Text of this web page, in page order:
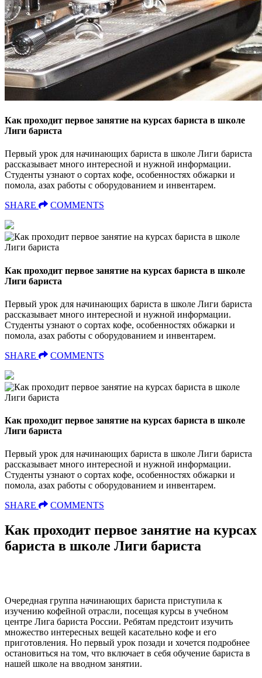
Как проходит первое занятие на курсах бариста в школе
Лиги бариста
Первый урок для начинающих бариста в школе Лиги бариста
рассказывает много интересной и нужной информации.
Студенты узнают о сортах кофе, особенностях обжарки и
помола, азах работы с оборудованием и инвентарем.
SHARE
COMMENTS
Как проходит первое занятие на курсах бариста в школе
Лиги бариста
Первый урок для начинающих бариста в школе Лиги бариста
рассказывает много интересной и нужной информации.
Студенты узнают о сортах кофе, особенностях обжарки и
помола, азах работы с оборудованием и инвентарем.
SHARE
COMMENTS
Как проходит первое занятие на курсах бариста в школе
Лиги бариста
Первый урок для начинающих бариста в школе Лиги бариста
рассказывает много интересной и нужной информации.
Студенты узнают о сортах кофе, особенностях обжарки и
помола, азах работы с оборудованием и инвентарем.
SHARE
COMMENTS
Как проходит первое занятие на курсах
бариста в школе Лиги бариста
Очередная группа начинающих бариста приступила к
изучению кофейной отрасли, посещая курсы в учебном
центре Лига бариста России. Ребятам предстоит изучить
множество интересных вещей касательно кофе и его
приготовления. Но первый урок позади и хочется подробнее
остановиться на том, что включает в себя обучение бариста в
нашей школе на вводном занятии.